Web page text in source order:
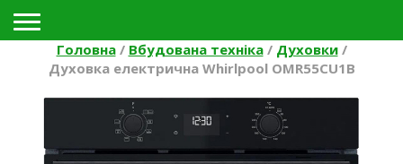
Головна / Вбудована техніка / Духовки /
Духовка електрична Whirlpool OMR55CU1B